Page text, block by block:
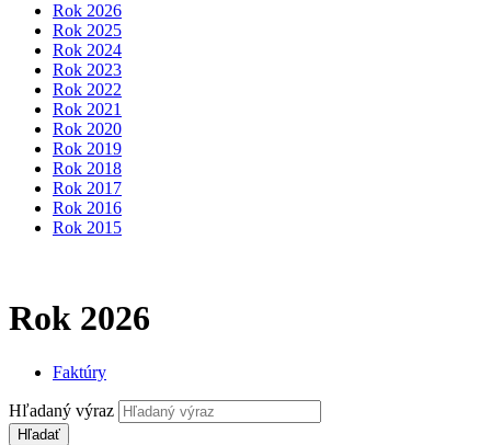
Rok 2026
Rok 2025
Rok 2024
Rok 2023
Rok 2022
Rok 2021
Rok 2020
Rok 2019
Rok 2018
Rok 2017
Rok 2016
Rok 2015
Rok 2026
Faktúry
Hľadaný výraz
Hľadať